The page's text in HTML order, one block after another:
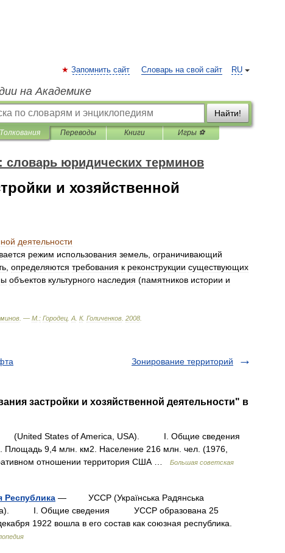
RU
Запомнить сайт Словарь на свой сайт
на Академике
Найти!
Толкования Переводы Книги Игры ⚽
словарь юридических терминов
и хозяйственной
деятельности
режим использования земель ограничивающий
определяются требования к реконструкции существующих
объектов культурного наследия (памятников истории и
. — М : Городец А К. Голиченков 2008
Зонирование территорий
застройки и хозяйственной деятельности" в
States of America, USA). I. Общие сведения
9,4 млн. км2. Население 216 млн. чел. (1976,
отношении территория США …
Большая советская
Республика — УССР (Украïнська Радянська
I. Общие сведения УССР образована 25
1922 вошла в его состав как союзная республика.